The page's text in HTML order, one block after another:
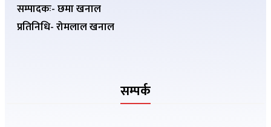
सम्पादकः- छमा खनाल
प्रतिनिधि- रोमलाल खनाल
सम्पर्क